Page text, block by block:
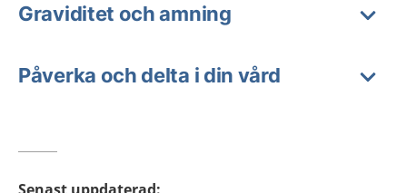
Graviditet och amning
Påverka och delta i din vård